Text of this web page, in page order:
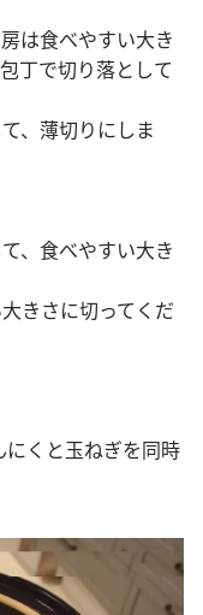
は食べやすい大き
丁で切り落として
、薄切りにしま
、食べやすい大き
きさに切ってくだ
くと玉ねぎを同時